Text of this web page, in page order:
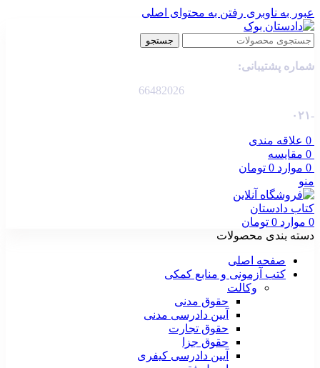
عبور به ناوبری رفتن به محتوای اصلی
جستجو
شماره پشتیبانی:
66482026
-۰۲۱
0 علاقه مندی
0 مقایسه
0 موارد 0 تومان
منو
0 موارد 0 تومان
دسته بندی محصولات
صفحه اصلی
کتب آزمونی و منابع کمکی
وکالت
حقوق مدنی
آیین دادرسی مدنی
حقوق تجارت
حقوق جزا
آیین دادرسی کیفری